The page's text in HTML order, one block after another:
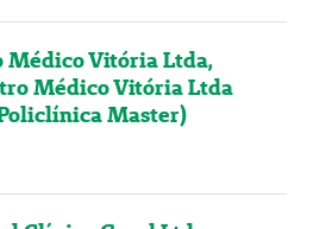
Médico Vitória Ltda,
Médico Vitória Ltda
Master)